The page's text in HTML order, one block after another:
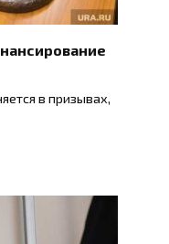
в призывах,